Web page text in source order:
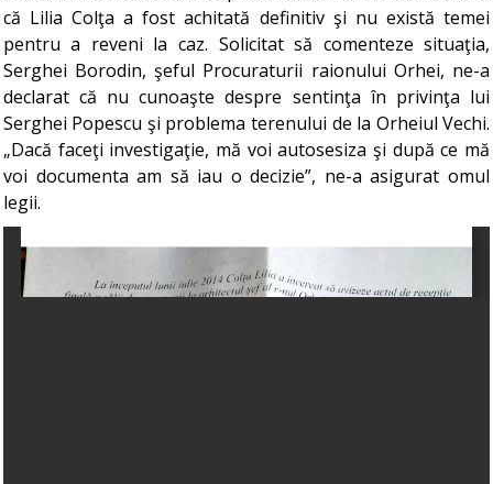
că Lilia Colţa a fost achitată definitiv şi nu există temei
pentru a reveni la caz. Solicitat să comenteze situaţia,
Serghei Borodin, şeful Procuraturii raionului Orhei, ne-a
declarat că nu cunoaşte despre sentinţa în privinţa lui
Serghei Popescu şi problema terenului de la Orheiul Vechi.
„Dacă faceţi investigaţie, mă voi autosesiza şi după ce mă
voi documenta am să iau o decizie”, ne-a asigurat omul
legii.